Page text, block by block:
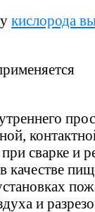
кислорода
сварке и
и